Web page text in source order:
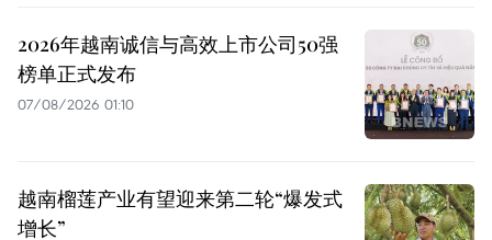
2026年越南诚信与高效上市公司50强
榜单正式发布
07/08/2026 01:10
越南榴莲产业有望迎来第二轮“爆发式
增长”